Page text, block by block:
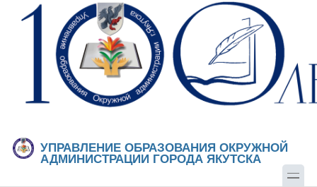
Перейти к основному содержанию
Skip to search
УПРАВЛЕНИЕ ОБРАЗОВАНИЯ ОКРУЖНОЙ
АДМИНИСТРАЦИИ ГОРОДА ЯКУТСКА